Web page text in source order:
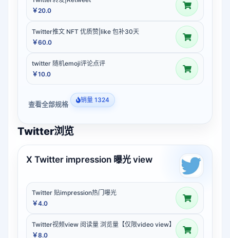
￥20.0
Twitter推文 NFT 优质赞|like 包补30天
￥60.0
twitter 随机emoji评论点评
￥10.0
查看全部规格 销量 1324
Twitter浏览
X Twitter impression 曝光 view
Twitter 贴impression热门曝光
￥4.0
Twitter视频view 阅读量 浏览量【仅限video view】
￥8.0